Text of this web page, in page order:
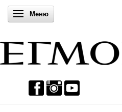
Включи навигацията
Меню